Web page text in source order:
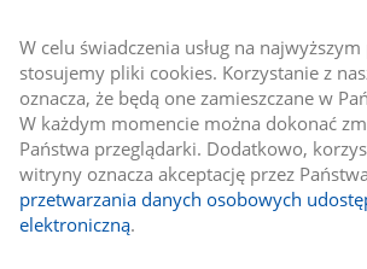
W celu świadczenia usług na
stosujemy pliki cookies. Korzystanie z
oznacza, że będą one zamieszczane w
W każdym momencie można dokonać
Państwa przeglądarki. Dodatkowo,
witryny oznacza akceptację przez Państwa
przetwarzania danych osobowych
elektroniczną.